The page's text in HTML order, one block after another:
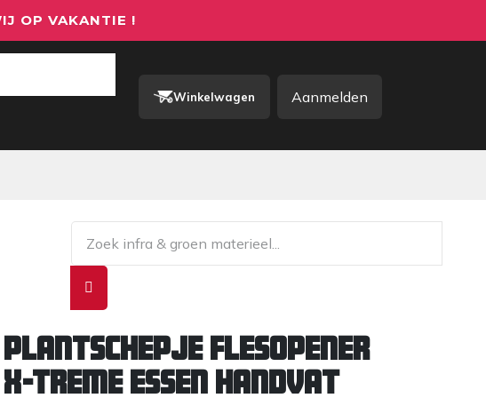
OP VAKANTIE !
Winkelwagen Aanmelden
Plantschepje flesopener
X-treme essen handvat